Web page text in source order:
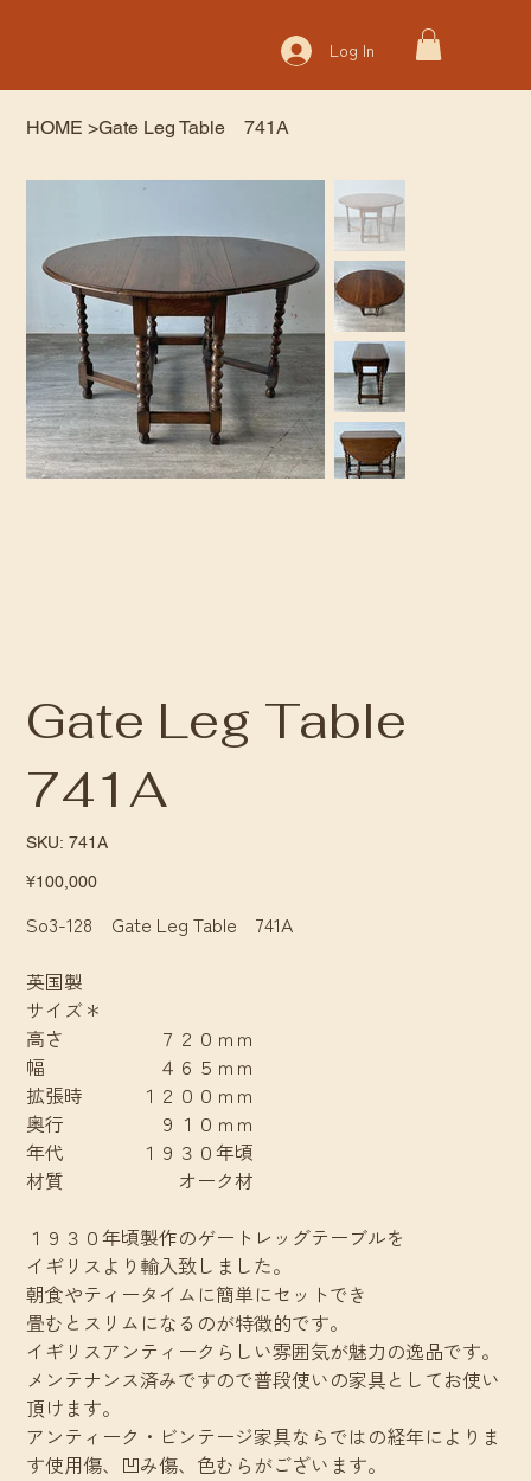
Log In
HOME >Gate Leg Table 741A
Gate Leg Table
741A
SKU: SKU
741A
741A
Price
¥100,000
So3-128 Gate Leg Table 741A
英国製
サイズ＊
高さ ７２０ｍｍ
幅 ４６５ｍｍ
拡張時 １２００ｍｍ
奥行 ９１０ｍｍ
年代 １９３０年頃
材質 オーク材
１９３０年頃製作のゲートレッグテーブルを
イギリスより輸入致しました。
朝食やティータイムに簡単にセットでき
畳むとスリムになるのが特徴的です。
イギリスアンティークらしい雰囲気が魅力の逸品です。
メンテナンス済みですので普段使いの家具としてお使い
頂けます。
アンティーク・ビンテージ家具ならではの経年によりま
す使用傷、凹み傷、色むらがございます。